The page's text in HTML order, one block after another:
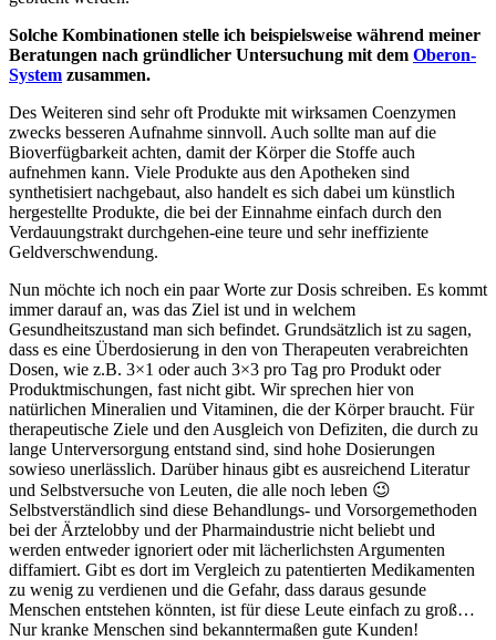
Solche Kombinationen stelle ich beispielsweise während meiner
Beratungen nach gründlicher Untersuchung mit dem Oberon-
System zusammen.
Des Weiteren sind sehr oft Produkte mit wirksamen Coenzymen
zwecks besseren Aufnahme sinnvoll. Auch sollte man auf die
Bioverfügbarkeit achten, damit der Körper die Stoffe auch
aufnehmen kann. Viele Produkte aus den Apotheken sind
synthetisiert nachgebaut, also handelt es sich dabei um künstlich
hergestellte Produkte, die bei der Einnahme einfach durch den
Verdauungstrakt durchgehen-eine teure und sehr ineffiziente
Geldverschwendung.
Nun möchte ich noch ein paar Worte zur Dosis schreiben. Es kommt
immer darauf an, was das Ziel ist und in welchem
Gesundheitszustand man sich befindet. Grundsätzlich ist zu sagen,
dass es eine Überdosierung in den von Therapeuten verabreichten
Dosen, wie z.B. 3×1 oder auch 3×3 pro Tag pro Produkt oder
Produktmischungen, fast nicht gibt. Wir sprechen hier von
natürlichen Mineralien und Vitaminen, die der Körper braucht. Für
therapeutische Ziele und den Ausgleich von Defiziten, die durch zu
lange Unterversorgung entstand sind, sind hohe Dosierungen
sowieso unerlässlich. Darüber hinaus gibt es ausreichend Literatur
und Selbstversuche von Leuten, die alle noch leben 😉
Selbstverständlich sind diese Behandlungs- und Vorsorgemethoden
bei der Ärztelobby und der Pharmaindustrie nicht beliebt und
werden entweder ignoriert oder mit lächerlichsten Argumenten
diffamiert. Gibt es dort im Vergleich zu patentierten Medikamenten
zu wenig zu verdienen und die Gefahr, dass daraus gesunde
Menschen entstehen könnten, ist für diese Leute einfach zu groß…
Nur kranke Menschen sind bekanntermaßen gute Kunden!